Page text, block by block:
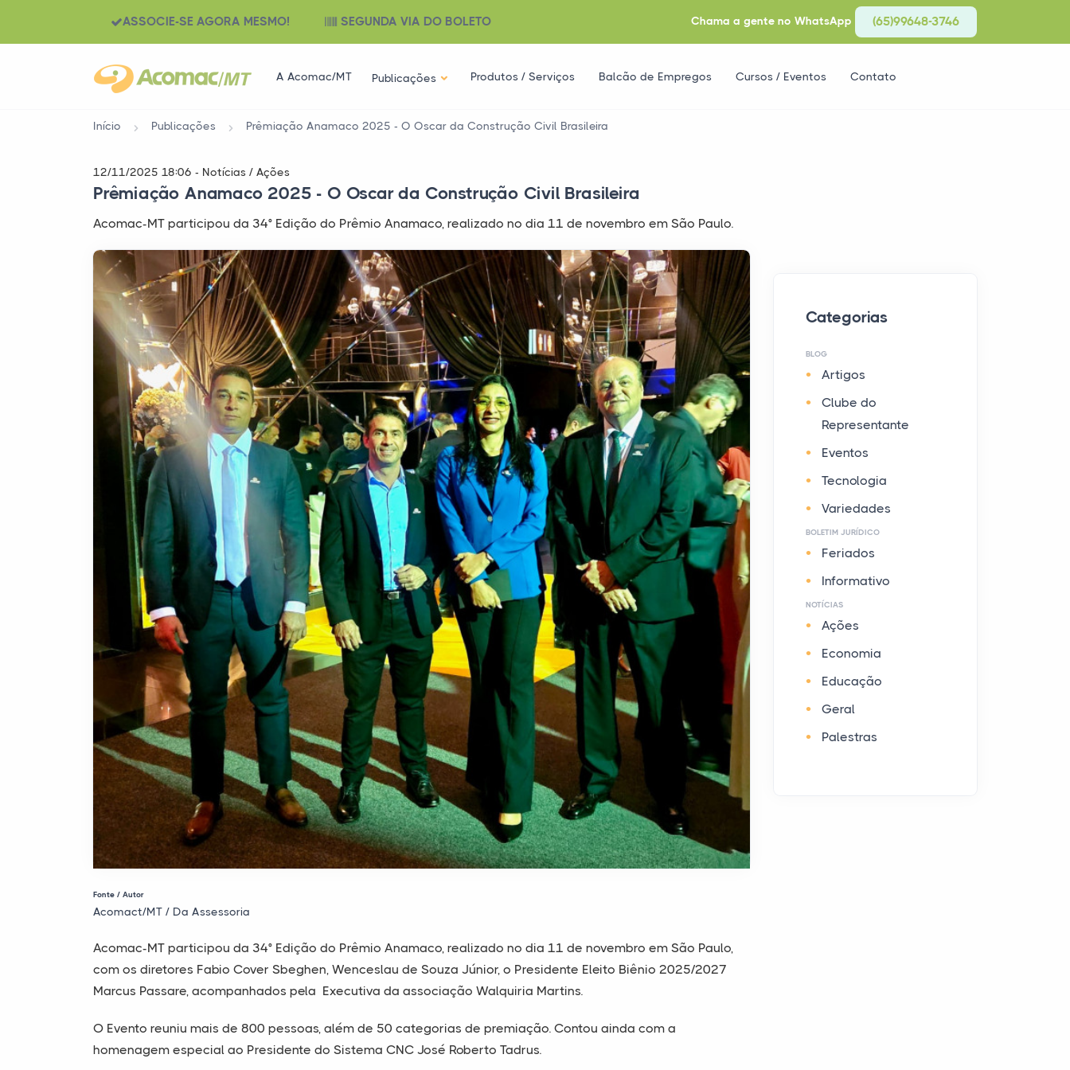
ASSOCIE-SE AGORA MESMO! SEGUNDA VIA DO BOLETO Chama a gente no WhatsApp (65)99648-3746
A Acomac/MT Publicações Produtos / Serviços Balcão de Empregos Cursos / Eventos Contato
Início Publicações Prêmiação Anamaco 2025 - O Oscar da Construção Civil Brasileira
12/11/2025 18:06 - Notícias / Ações
Prêmiação Anamaco 2025 - O Oscar da Construção Civil Brasileira
Acomac-MT participou da 34° Edição do Prêmio Anamaco, realizado no dia 11 de novembro em São Paulo.
Fonte / Autor
Acomact/MT / Da Assessoria
Acomac-MT participou da 34° Edição do Prêmio Anamaco, realizado no dia 11 de novembro em São Paulo,
com os diretores Fabio Cover Sbeghen, Wenceslau de Souza Júnior, o Presidente Eleito Biênio 2025/2027
Marcus Passare, acompanhados pela Executiva da associação Walquiria Martins.
O Evento reuniu mais de 800 pessoas, além de 50 categorias de premiação. Contou ainda com a
homenagem especial ao Presidente do Sistema CNC José Roberto Tadrus.
Categorias
BLOG
Artigos
Clube do
Representante
Eventos
Tecnologia
Variedades
BOLETIM JURÍDICO
Feriados
Informativo
NOTÍCIAS
Ações
Economia
Educação
Geral
Palestras